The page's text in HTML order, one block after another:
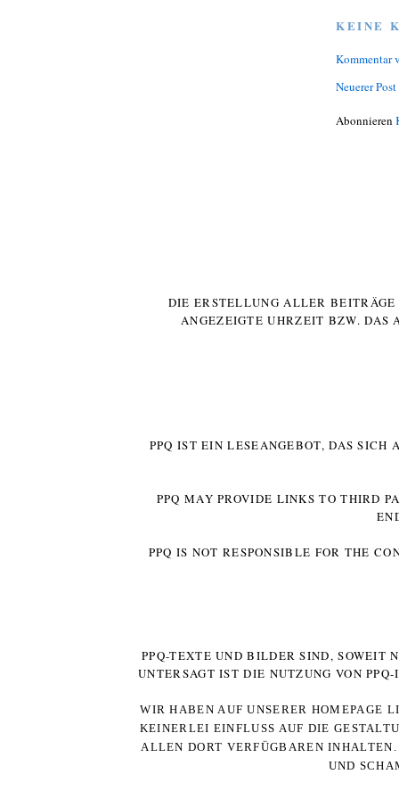
KEINE
Kommentar
Neuerer Post
Abonnieren
DIE ERSTELLUNG ALLER
ANGEZEIGTE UHRZEIT BZW. DAS
PPQ IST EIN LESEANGEBOT, DAS SICH
PPQ MAY PROVIDE LINKS TO THIRD
PPQ IS NOT RESPONSIBLE FOR THE
PPQ-TEXTE UND BILDER SIND, SOWEIT
UNTERSAGT IST DIE NUTZUNG VON
WIR HABEN AUF UNSERER HOMEPAGE
KEINERLEI EINFLUSS AUF DIE
ALLEN DORT VERFÜGBAREN
UND